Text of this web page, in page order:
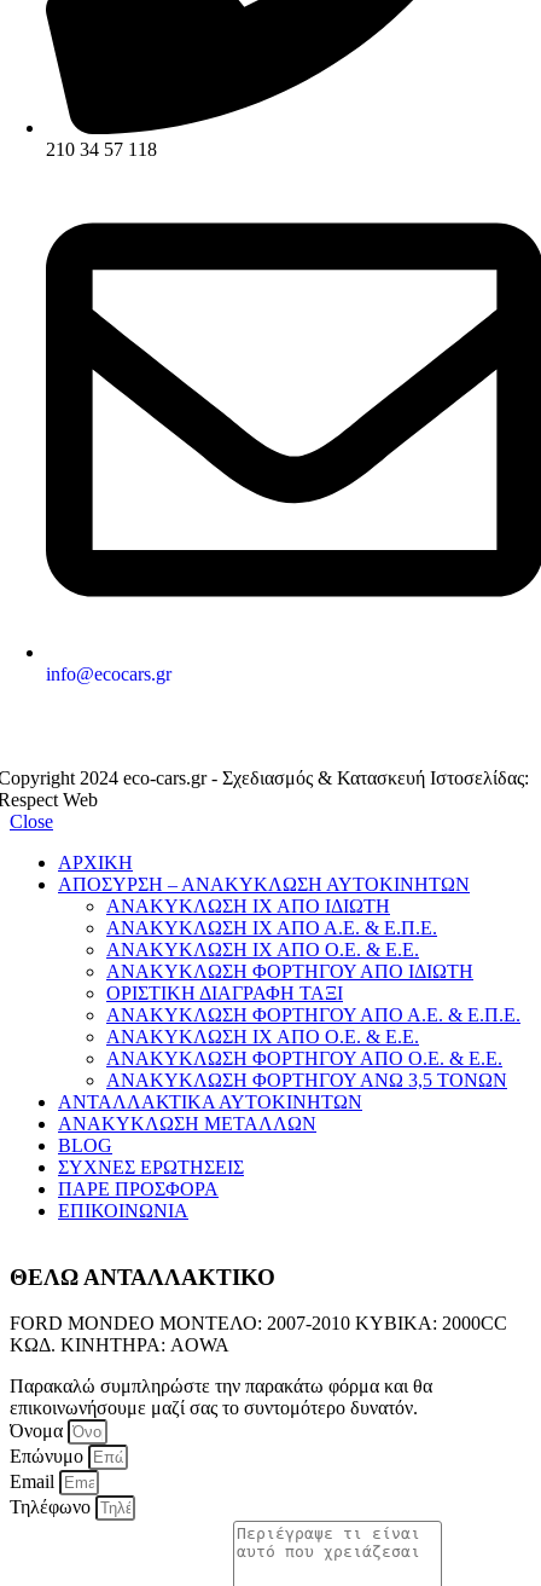
210 34 57 118
info@ecocars.gr
2024 eco-cars.gr - Σχεδιασμός & Κατασκευή Ιστοσελίδας:
Web
Close
ΑΡΧΙΚΗ
ΑΠΟΣΥΡΣΗ – ΑΝΑΚΥΚΛΩΣΗ ΑΥΤΟΚΙΝΗΤΩΝ
ΑΝΑΚΥΚΛΩΣΗ ΙΧ ΑΠΟ ΙΔΙΩΤΗ
ΑΝΑΚΥΚΛΩΣΗ ΙΧ ΑΠΟ Α.Ε. & Ε.Π.Ε.
ΑΝΑΚΥΚΛΩΣΗ ΙΧ ΑΠΟ Ο.Ε. & Ε.Ε.
ΑΝΑΚΥΚΛΩΣΗ ΦΟΡΤΗΓΟΥ ΑΠΟ ΙΔΙΩΤΗ
ΟΡΙΣΤΙΚΗ ΔΙΑΓΡΑΦΗ ΤΑΞΙ
ΑΝΑΚΥΚΛΩΣΗ ΦΟΡΤΗΓΟΥ ΑΠΟ Α.Ε. & Ε.Π.Ε.
ΑΝΑΚΥΚΛΩΣΗ ΙΧ ΑΠΟ Ο.Ε. & Ε.Ε.
ΑΝΑΚΥΚΛΩΣΗ ΦΟΡΤΗΓΟΥ ΑΠΟ Ο.Ε. & Ε.Ε.
ΑΝΑΚΥΚΛΩΣΗ ΦΟΡΤΗΓΟΥ ΑΝΩ 3,5 ΤΟΝΩΝ
ΑΝΤΑΛΛΑΚΤΙΚΑ ΑΥΤΟΚΙΝΗΤΩΝ
ΑΝΑΚΥΚΛΩΣΗ ΜΕΤΑΛΛΩΝ
BLOG
ΣΥΧΝΕΣ ΕΡΩΤΗΣΕΙΣ
ΠΑΡΕ ΠΡΟΣΦΟΡΑ
ΕΠΙΚΟΙΝΩΝΙΑ
ΘΕΛΩ ΑΝΤΑΛΛΑΚΤΙΚΟ
FORD MONDEO ΜΟΝΤΕΛΟ: 2007-2010 ΚΥΒΙΚΑ: 2000CC
ΚΩΔ. ΚΙΝΗΤΗΡΑ: AOWA
Παρακαλώ συμπληρώστε την παρακάτω φόρμα και θα
επικοινωνήσουμε μαζί σας το συντομότερο δυνατόν.
Όνομα
Επώνυμο
Email
Τηλέφωνο